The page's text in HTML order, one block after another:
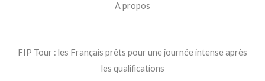
A propos
FIP Tour : les Français prêts pour une journée intense après
les qualifications